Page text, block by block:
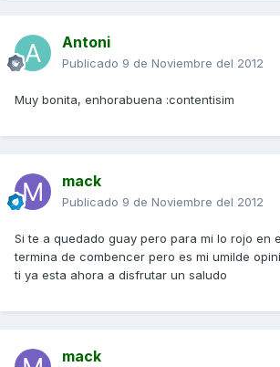
Antoni
Publicado 9 de Noviembre del 2012
Muy bonita, enhorabuena :contentisim
mack
Publicado 9 de Noviembre del 2012
Si te a quedado guay pero para mi lo rojo en
termina de combencer pero es mi umilde
ti ya esta ahora a disfrutar un saludo
mack